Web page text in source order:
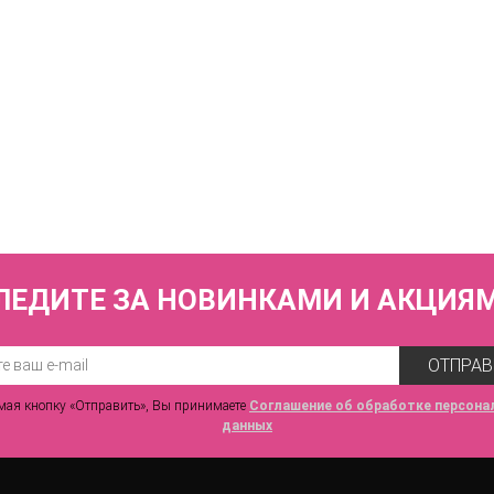
ЗА НОВИНКАМИ И
кнопку «Отправить», Вы принимаете Соглашение об обработке
данных